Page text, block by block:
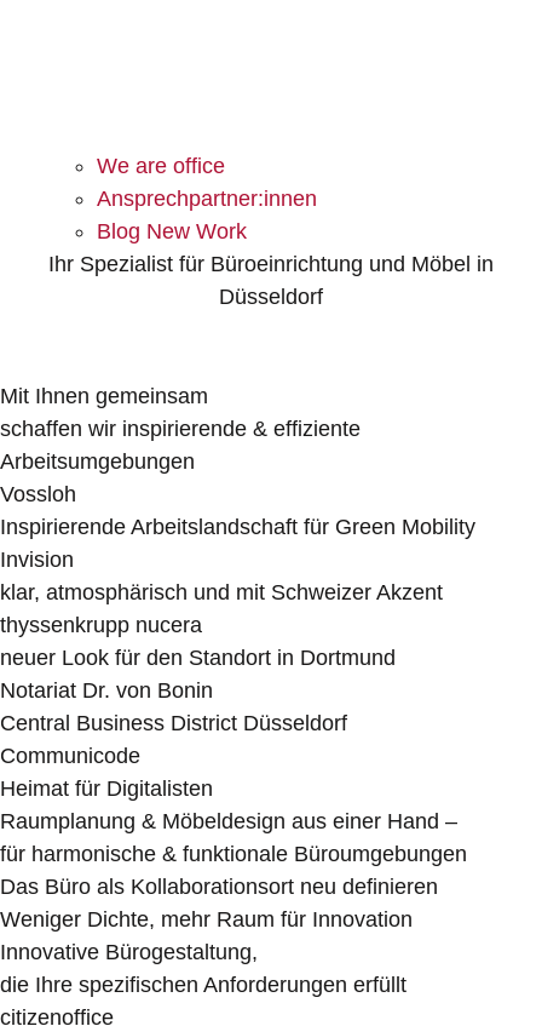
We are office
Ansprechpartner:innen
Blog New Work
Ihr Spezialist für Büroeinrichtung und Möbel in
Düsseldorf
Mit Ihnen gemeinsam
schaffen wir inspirierende & effiziente
Arbeitsumgebungen
Vossloh
Inspirierende Arbeitslandschaft für Green Mobility
Invision
klar, atmosphärisch und mit Schweizer Akzent
thyssenkrupp nucera
neuer Look für den Standort in Dortmund
Notariat Dr. von Bonin
Central Business District Düsseldorf
Communicode
Heimat für Digitalisten
Raumplanung & Möbeldesign aus einer Hand –
für harmonische & funktionale Büroumgebungen
Das Büro als Kollaborationsort neu definieren
Weniger Dichte, mehr Raum für Innovation
Innovative Bürogestaltung,
die Ihre spezifischen Anforderungen erfüllt
citizenoffice